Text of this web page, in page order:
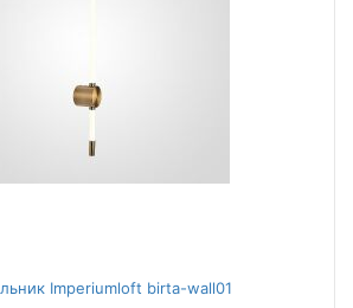
Imperiumloft birta-wall01